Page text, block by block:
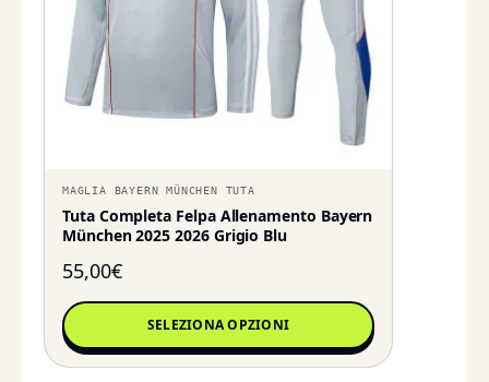
MAGLIA BAYERN MÜNCHEN TUTA
Tuta Completa Felpa Allenamento Bayern
München 2025 2026 Grigio Blu
55,00€
SELEZIONA OPZIONI